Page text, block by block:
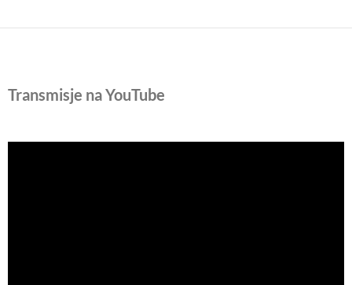
Transmisje na YouTube